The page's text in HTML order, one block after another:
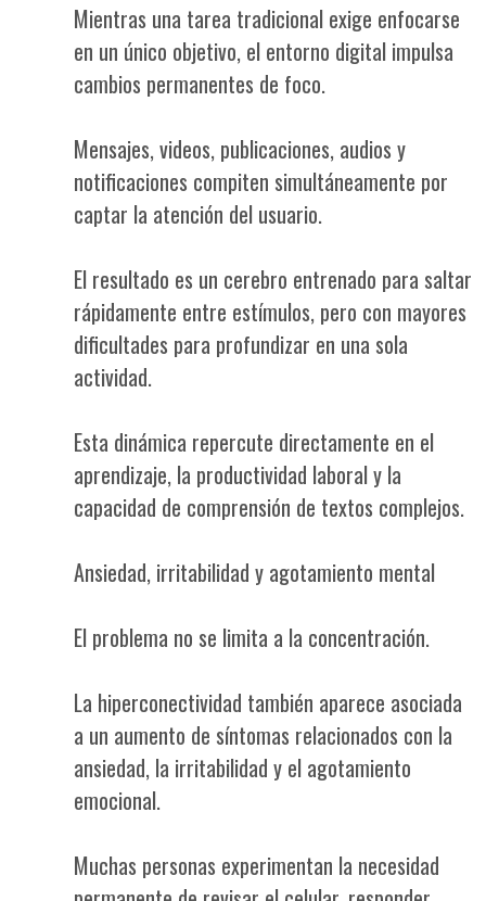
Mientras una tarea tradicional exige enfocarse
en un único objetivo, el entorno digital impulsa
cambios permanentes de foco.
Mensajes, videos, publicaciones, audios y
notificaciones compiten simultáneamente por
captar la atención del usuario.
El resultado es un cerebro entrenado para saltar
rápidamente entre estímulos, pero con mayores
dificultades para profundizar en una sola
actividad.
Esta dinámica repercute directamente en el
aprendizaje, la productividad laboral y la
capacidad de comprensión de textos complejos.
Ansiedad, irritabilidad y agotamiento mental
El problema no se limita a la concentración.
La hiperconectividad también aparece asociada
a un aumento de síntomas relacionados con la
ansiedad, la irritabilidad y el agotamiento
emocional.
Muchas personas experimentan la necesidad